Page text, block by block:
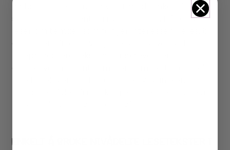
Innholdet i tekstene er valgt med tanke på å
skape engasjement og nysgjerrighet. Når elevene
ENKELT Å BRUKE NIVÅDELTE LESETEKSTER I